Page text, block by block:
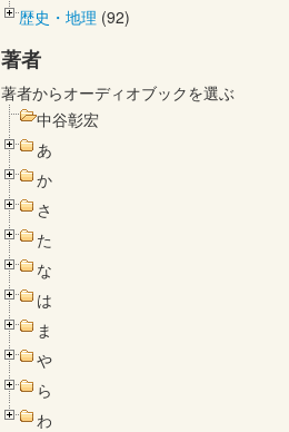
歴史・地理 (92)
著者
著者からオーディオブックを選ぶ
中谷彰宏
あ
か
さ
た
な
は
ま
や
ら
わ